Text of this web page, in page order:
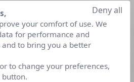
On est donc bien dans
et non de vente ou de
deux trublions arpentent
sur le tempo de « Beat it »
your comfort of use. We
for performance and
to bring you a better
to change your preferences,
button.
Deny all